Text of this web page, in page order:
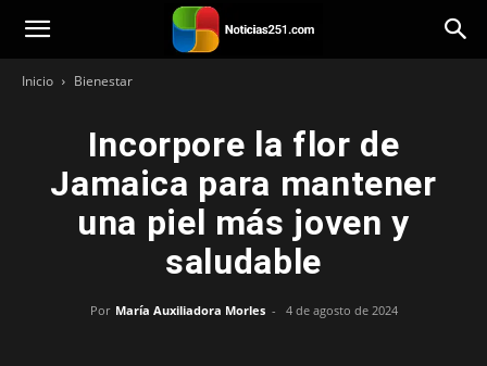
Noticias251
Inicio Bienestar
Incorpore la flor de
Jamaica para mantener
una piel más joven y
saludable
Por María Auxiliadora Morles - 4 de agosto de 2024